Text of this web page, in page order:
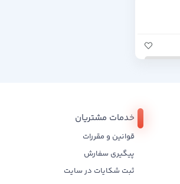
خدمات مشتریان
قوانین و مقررات
پیگیری سفارش
ثبت شکایات در سایت